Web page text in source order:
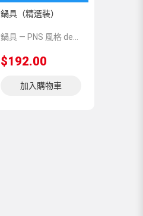
鍋具（精選裝）
$192.00
加入購物車